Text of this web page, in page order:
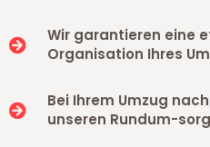
Wir garantieren eine
Organisation Ihres
Bei Ihrem Umzug
unseren Rundum-